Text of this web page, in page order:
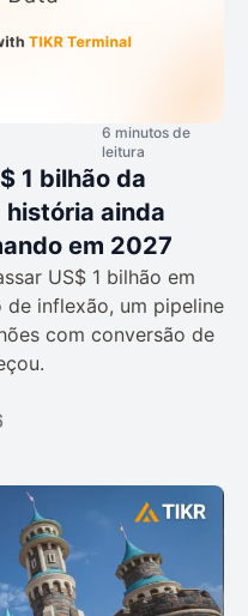
6 minutos de
leitura
1 bilhão da
história ainda
em 2027
US$ 1 bilhão em
de inflexão, um pipeline
com conversão de